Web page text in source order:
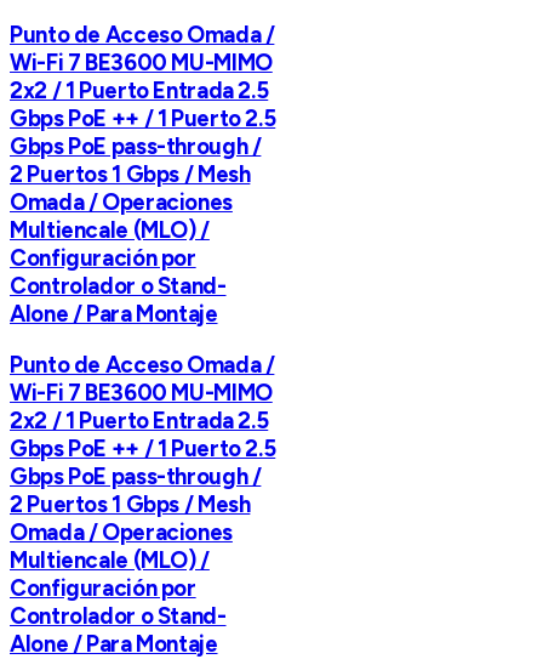
Punto de Acceso Omada /
Wi-Fi 7 BE3600 MU-MIMO
2x2 / 1 Puerto Entrada 2.5
Gbps PoE ++ / 1 Puerto 2.5
Gbps PoE pass-through /
2 Puertos 1 Gbps / Mesh
Omada / Operaciones
Multiencale (MLO) /
Configuración por
Controlador o Stand-
Alone / Para Montaje
Punto de Acceso Omada /
Wi-Fi 7 BE3600 MU-MIMO
2x2 / 1 Puerto Entrada 2.5
Gbps PoE ++ / 1 Puerto 2.5
Gbps PoE pass-through /
2 Puertos 1 Gbps / Mesh
Omada / Operaciones
Multiencale (MLO) /
Configuración por
Controlador o Stand-
Alone / Para Montaje